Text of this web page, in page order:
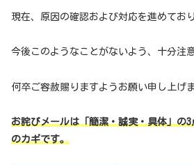
現在、原因の確認および対応を進めており
今後このようなことがないよう、十分注
何卒ご容赦賜りますようお願い申し上げま
お詫びメールは「簡潔・誠実・具体」の
のカギです。